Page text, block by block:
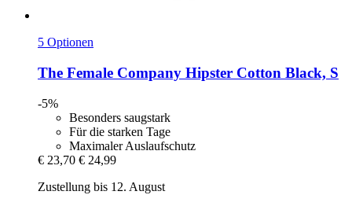
5 Optionen
The Female Company Hipster Cotton Black, S
-5%
Besonders saugstark
Für die starken Tage
Maximaler Auslaufschutz
€ 23,70 € 24,99
Zustellung bis 12. August